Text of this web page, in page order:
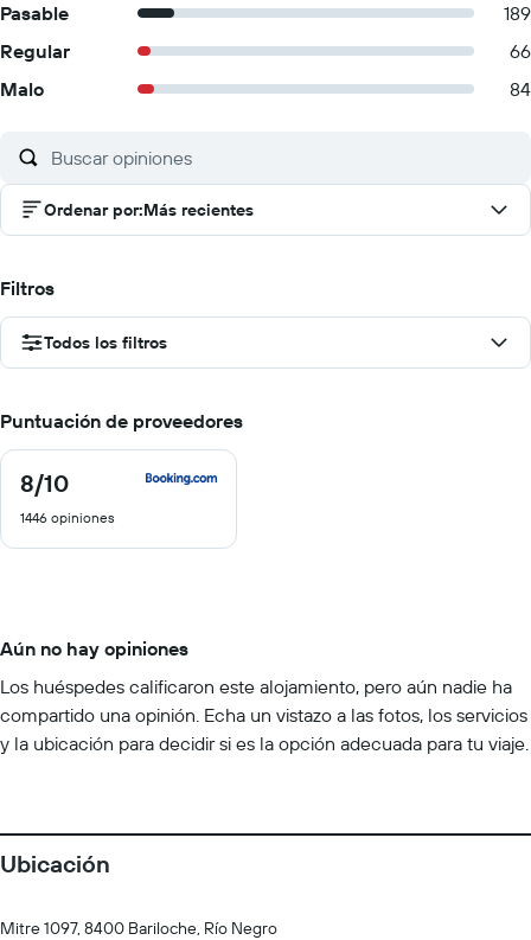
Pasable
189
Regular
66
Malo
84
Ordenar por:Más recientes
Filtros
Todos los filtros
Puntuación de proveedores
8/10
8
de
10
1446 opiniones
Aún no hay opiniones
Los huéspedes calificaron este alojamiento, pero aún nadie ha
compartido una opinión. Echa un vistazo a las fotos, los servicios
y la ubicación para decidir si es la opción adecuada para tu viaje.
Ubicación
Mitre 1097, 8400 Bariloche, Río Negro